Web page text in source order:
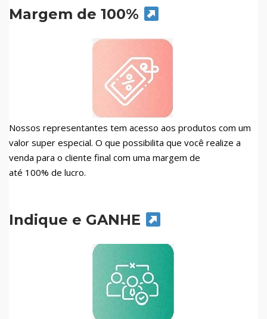
Margem de 100%
Nossos representantes tem acesso aos produtos com um
valor super especial. O que possibilita que você realize a
venda para o cliente final com uma margem de
até 100% de lucro.
Indique e GANHE